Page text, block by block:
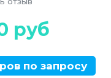
руб
по запросу